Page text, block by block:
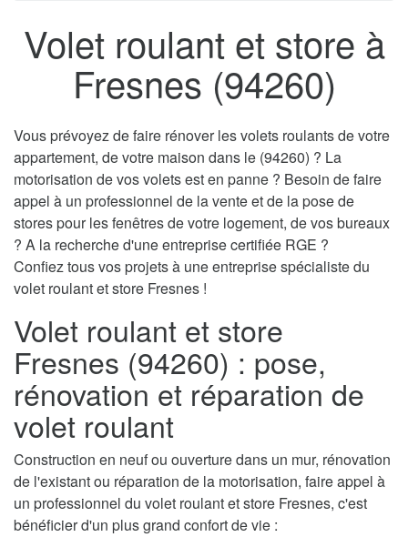
Volet roulant et store à
Fresnes (94260)
Vous prévoyez de faire rénover les volets roulants de votre
appartement, de votre maison dans le (94260) ? La
motorisation de vos volets est en panne ? Besoin de faire
appel à un professionnel de la vente et de la pose de
stores pour les fenêtres de votre logement, de vos bureaux
? A la recherche d'une entreprise certifiée RGE ?
Confiez tous vos projets à une entreprise spécialiste du
volet roulant et store Fresnes !
Volet roulant et store
Fresnes (94260) : pose,
rénovation et réparation de
volet roulant
Construction en neuf ou ouverture dans un mur, rénovation
de l'existant ou réparation de la motorisation, faire appel à
un professionnel du volet roulant et store Fresnes, c'est
bénéficier d'un plus grand confort de vie :